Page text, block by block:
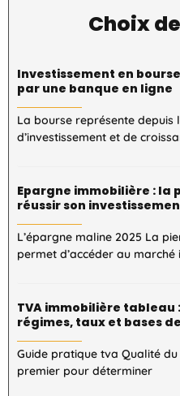
Choix
Investissement en
par une banque en ligne
La bourse représente
d’investissement et de
Epargne immobilière : la
réussir son
L’épargne maline 2025 La
permet d’accéder au
TVA immobilière
régimes, taux et bases
Guide pratique tva Qualité
premier pour déterminer